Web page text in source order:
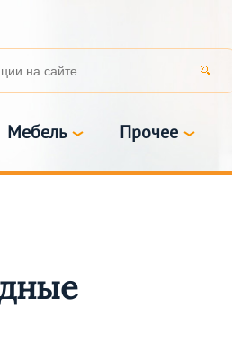
Мебель Прочее